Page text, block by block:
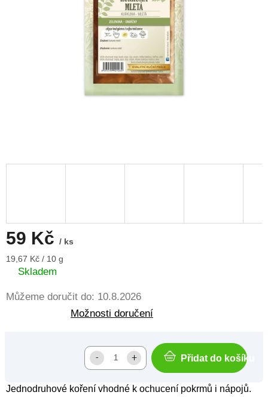
59 Kč / ks
Měrná
cena:
19,67 Kč / 10 g
Skladem
Můžeme doručit do: 10.8.2026
Možnosti doručení
Přidat do košíku
Jednodruhové koření vhodné k ochucení pokrmů i nápojů.